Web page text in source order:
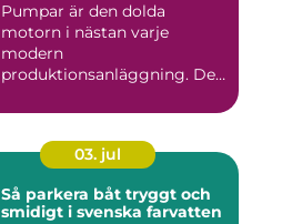
Pumpar är den dolda
motorn i nästan varje
modern
produktionsanläggning. De
03. jul
Så parkera båt tryggt och
smidigt i svenska farvatten